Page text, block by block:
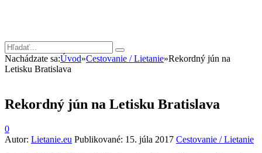
Nachádzate sa:Úvod»Cestovanie / Lietanie»Rekordný jún na
Letisku Bratislava
Rekordný jún na Letisku Bratislava
0
Autor: Lietanie.eu Publikované: 15. júla 2017 Cestovanie / Lietanie